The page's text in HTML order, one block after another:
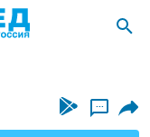
...